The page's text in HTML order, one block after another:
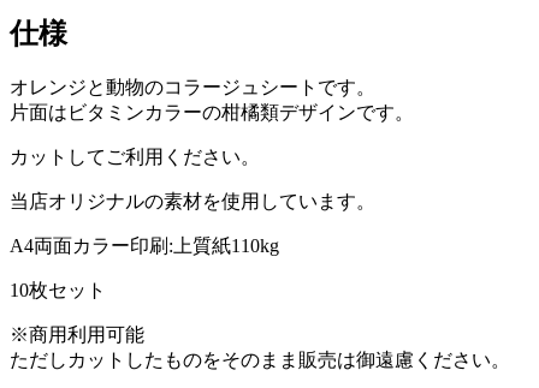
仕様
オレンジと動物のコラージュシートです。
片面はビタミンカラーの柑橘類デザインです。
カットしてご利用ください。
当店オリジナルの素材を使用しています。
A4両面カラー印刷:上質紙110kg
10枚セット
※商用利用可能
ただしカットしたものをそのまま販売は御遠慮ください。